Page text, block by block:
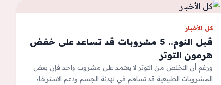
كل الأخبار
قبل النوم.. 5 مشروبات قد تساعد على خفض
هرمون التوتر
ورغم أن التخلص من التوتر لا يعتمد على مشروب واحد فإن بعض
المشروبات الطبيعية قد تساهم في تهدئة الجسم ودعم الاسترخاء